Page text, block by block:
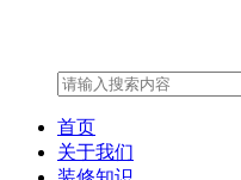
首页
关于我们